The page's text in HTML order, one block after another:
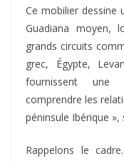
Ce mobilier dessine
Guadiana moyen,
grands circuits
grec, Égypte,
fournissent une
comprendre les
péninsule Ibérique »,
Rappelons le cadre.